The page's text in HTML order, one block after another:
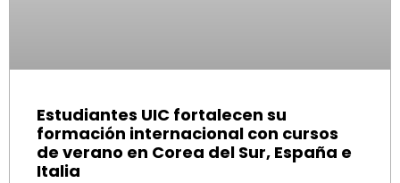
Estudiantes UIC fortalecen su
formación internacional con cursos
de verano en Corea del Sur, España e
Italia